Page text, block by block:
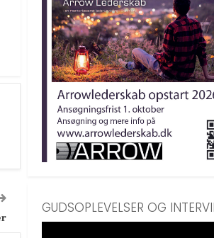
GUDSOPLEVELSER OG